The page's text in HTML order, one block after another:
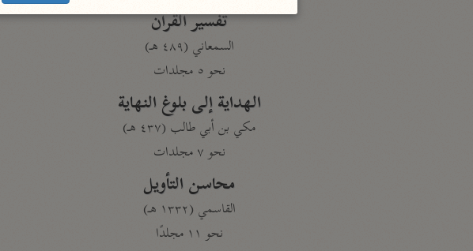
تفسير القرآن
السمعاني (٤٨٩ هـ)
نحو ٥ مجلدات
الهداية إلى بلوغ النهاية
مكي بن أبي طالب (٤٣٧ هـ)
نحو ٧ مجلدات
محاسن التأويل
القاسمي (١٣٣٢ هـ)
نحو ١١ مجلدًا